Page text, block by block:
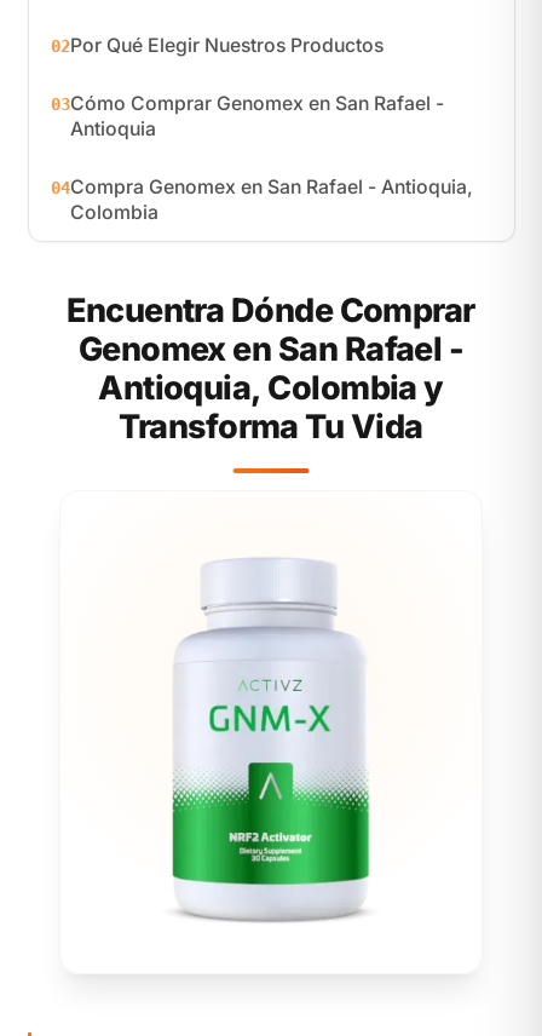
02Por Qué Elegir Nuestros Productos
03Cómo Comprar Genomex en San Rafael -
Antioquia
04Compra Genomex en San Rafael - Antioquia,
Colombia
Encuentra Dónde Comprar
Genomex en San Rafael -
Antioquia, Colombia y
Transforma Tu Vida